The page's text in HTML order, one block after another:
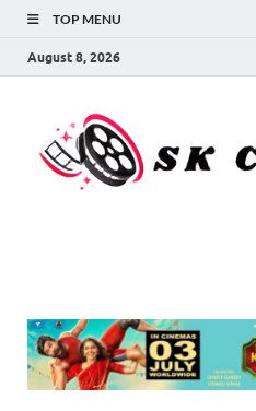
TOP MENU
August 8, 2026